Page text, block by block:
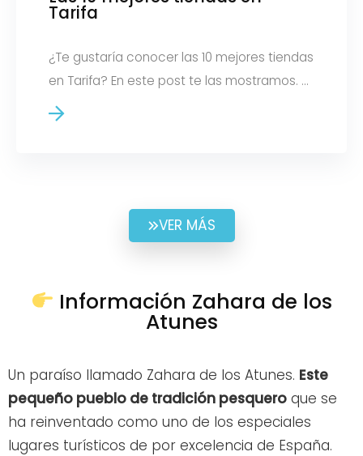
Tarifa
¿Te gustaría conocer las 10 mejores tiendas
en Tarifa? En este post te las mostramos. ...
VER MÁS
Información Zahara de los
Atunes
Un paraíso llamado Zahara de los Atunes. Este
pequeño pueblo de tradición pesquero que se
ha reinventado como uno de los especiales
lugares turísticos de por excelencia de España.